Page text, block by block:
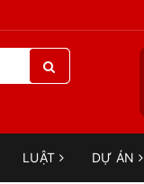
LUẬT DỰ ÁN